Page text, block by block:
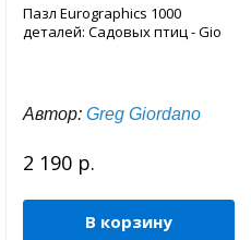
Пазл Eurographics 1000
деталей: Садовых птиц - Gio
Автор: Greg Giordano
2 190 р.
В корзину